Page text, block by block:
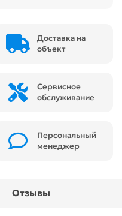
Доставка на
объект
Сервисное
обслуживание
Персональный
менеджер
Отзывы